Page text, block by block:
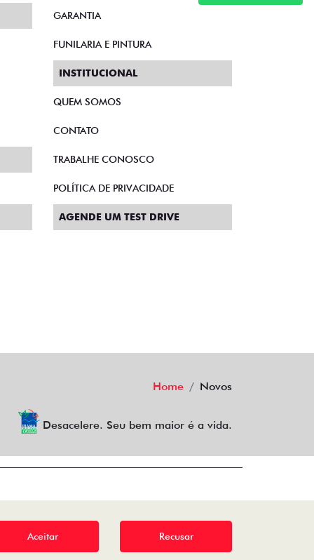
GARANTIA
FUNILARIA E PINTURA
INSTITUCIONAL
QUEM SOMOS
CONTATO
TRABALHE CONOSCO
POLÍTICA DE PRIVACIDADE
AGENDE UM TEST DRIVE
Home Novos
Desacelere. Seu bem maior é a vida.
Aceitar Recusar